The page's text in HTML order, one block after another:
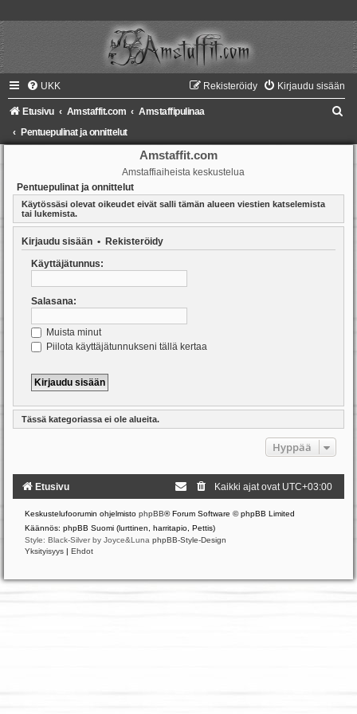
UKK Kirjaudu sisään
Rekisteröidy
Etusivu Amstaffit.com
Amstaffipulinaa
Pentuepulinat ja onnittelut
Amstaffit.com
Amstaffiaiheista keskustelua
Pentuepulinat ja onnittelut
Käytössäsi olevat oikeudet eivät salli tämän alueen viestien katselemista
tai lukemista.
Kirjaudu sisään • Rekisteröidy
Käyttäjätunnus:
Salasana:
Muista minut
Piilota käyttäjätunnukseni tällä kertaa
Tässä kategoriassa ei ole alueita.
Hyppää
Etusivu Kaikki ajat ovat UTC+03:00
Keskustelufoorumin ohjelmisto phpBB® Forum Software © phpBB Limited
Käännös: phpBB Suomi (lurttinen, harritapio, Pettis)
Style: Black-Silver by Joyce&Luna phpBB-Style-Design
Yksityisyys | Ehdot